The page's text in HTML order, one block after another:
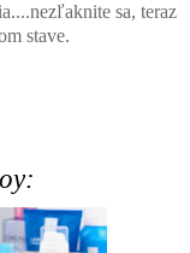
sa, teraz
stave.